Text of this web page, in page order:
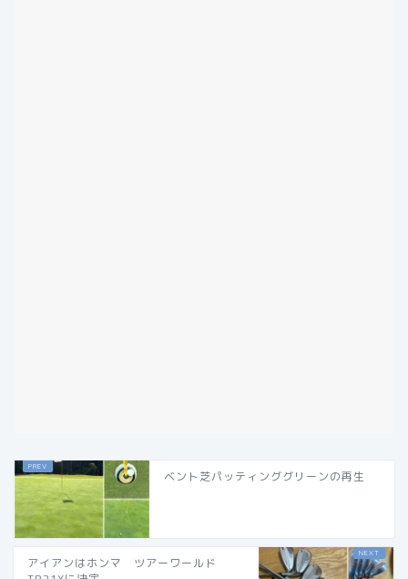
ベント芝パッティンググリーンの再生
アイアンはホンマ ツアーワールド